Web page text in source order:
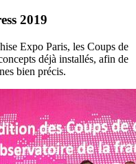
2019
Expo Paris, les Coups de
déjà installés, afin de
bien précis.